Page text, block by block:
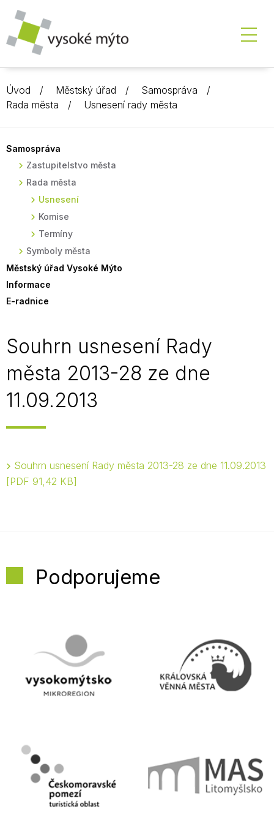
Úvod Městský úřad
Samospráva
Rada města
Usnesení rady města
Samospráva
Zastupitelstvo města
Rada města
Usnesení
Komise
Termíny
Symboly města
Městský úřad Vysoké Mýto
Informace
E-radnice
Souhrn usnesení Rady
města 2013-28 ze dne
11.09.2013
Souhrn usnesení Rady města 2013-28 ze dne 11.09.2013
PDF 91,42 KB
Podporujeme